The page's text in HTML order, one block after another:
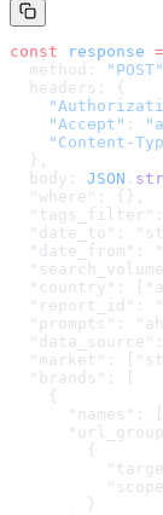
const response =
  method:
"POST"
  headers: {
    "Accept"
:
"Content-
  },
  body:
JSON .
  "where": {},
"date_to":
"date_from":
"country":
"report_id":
"prompts":
"market":
  "brands": [
    {
"names":
        {
        }